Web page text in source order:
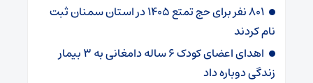
۸۰۱ نفر برای حج تمتع ۱۴۰۵ در استان سمنان ثبت
نام کردند
اهدای اعضای کودک ۶ ساله دامغانی به ۳ بیمار
زندگی دوباره داد